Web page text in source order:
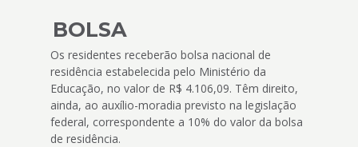
BOLSA
Os residentes receberão bolsa nacional de
residência estabelecida pelo Ministério da
Educação, no valor de R$ 4.106,09. Têm direito,
ainda, ao auxílio-moradia previsto na legislação
federal, correspondente a 10% do valor da bolsa
de residência.